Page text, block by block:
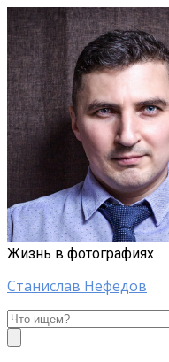
Жизнь в фотографиях
Станислав Нефёдов
Станислав
Нефёдов